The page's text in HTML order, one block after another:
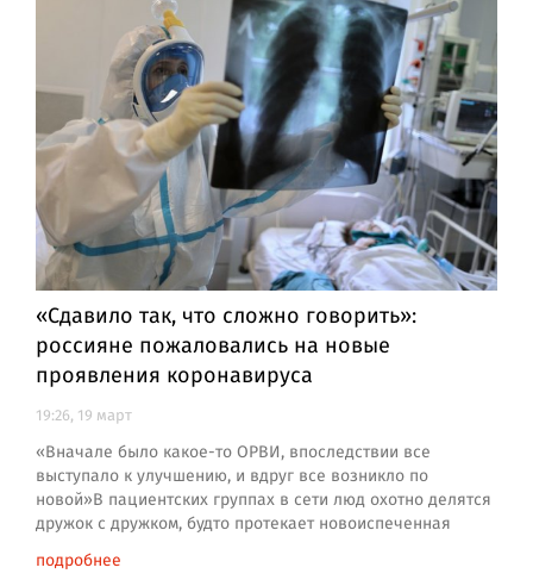
«Сдавило так, что сложно говорить»:
россияне пожаловались на новые
проявления коронавируса
19:26, 19 март
«Вначале было какое-то ОРВИ, впоследствии все
выступало к улучшению, и вдруг все возникло по
новой»В пациентских группах в сети люд охотно делятся
дружок с дружком, будто протекает новоиспеченная
подробнее